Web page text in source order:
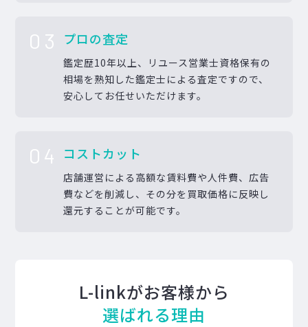
03 プロの査定
鑑定歴10年以上、リユース営業士資格保有の
相場を熟知した鑑定士による査定ですので、
安心してお任せいただけます。
04 コストカット
店舗運営による高額な賃料費や人件費、広告
費などを削減し、その分を買取価格に反映し
還元することが可能です。
L-linkがお客様から
選ばれる理由